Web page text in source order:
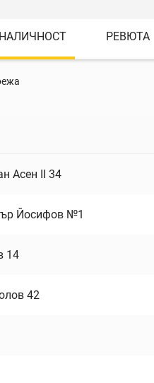
НАЛИЧНОСТ РЕВЮТА
Асен II 34
Йосифов №1
14
42